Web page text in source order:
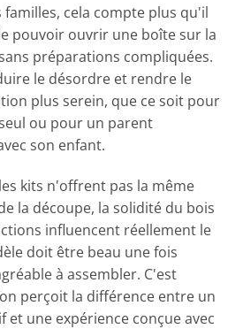
cela compte plus qu'il
pouvoir ouvrir une boîte sur la
préparations compliquées.
le désordre et rendre le
plus serein, que ce soit pour
ou pour un parent
son enfant.
kits n'offrent pas la même
la découpe, la solidité du bois
influencent réellement le
doit être beau une fois
à assembler. C'est
perçoit la différence entre un
une expérience conçue avec